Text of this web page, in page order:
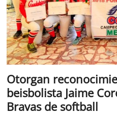
Otorgan
beisbolista Jaime
Bravas de softball